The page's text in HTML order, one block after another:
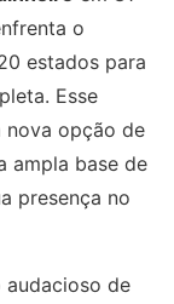
o
estados para
Esse
nova opção de
ampla base de
presença no
audacioso de